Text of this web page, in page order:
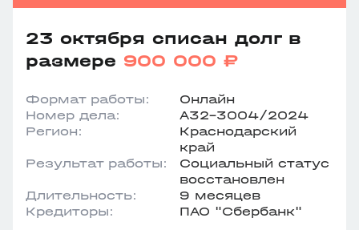
23 октября списан долг в
размере 900 000 ₽
Формат работы:
Онлайн
Номер дела:
А32-3004/2024
Регион:
Краснодарский
край
Результат работы:
Социальный статус
восстановлен
Длительность:
9 месяцев
Кредиторы:
ПАО "Сбербанк"